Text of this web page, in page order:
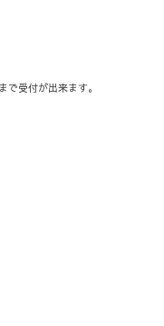
受付が出来ます。